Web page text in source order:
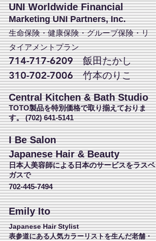
UNI Worldwide Financial
Marketing UNI Partners, Inc.
生命保険・健康保険・グループ保険・リ
タイアメントプラン
714-717-6209飯田たかし
310-702-7006竹本のりこ
Central Kitchen & Bath Studio
TOTO製品を特別価格で取り揃えておりま
す。(702) 641-5141
I Be Salon
Japanese Hair & Beauty
日本人美容師による日本のサービスをラスベ
ガスで
702-445-7494
Emily Ito
Japanese Hair Stylist
表参道にある人気カラーリストを生んだ老舗・